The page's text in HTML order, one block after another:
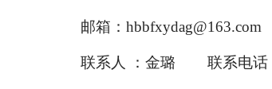
邮箱：hbbfxydag@163.com
联系人 ：金璐 联系电话